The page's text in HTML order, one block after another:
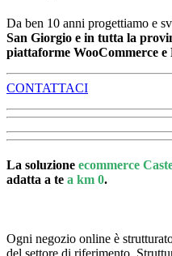
Da ben 10 anni progettiamo e
San Giorgio e in tutta la
piattaforme WooCommerce e
CONTATTACI
La soluzione ecommerce
adatta a te a km 0.
Ogni negozio online è